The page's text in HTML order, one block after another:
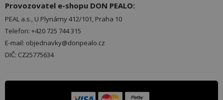
Provozovatel e-shopu DON PEALO:
PEAL a.s., U Plynárny 412/101, Praha 10
Telefon: +420 725 744 315
E-mail: objednavky@donpealo.cz
DIČ: CZ25775634